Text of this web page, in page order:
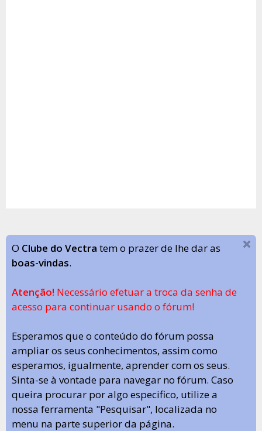
O Clube do Vectra tem o prazer de lhe dar as
boas-vindas.
Atenção! Necessário efetuar a troca da senha de
acesso para continuar usando o fórum!
Esperamos que o conteúdo do fórum possa
ampliar os seus conhecimentos, assim como
esperamos, igualmente, aprender com os seus.
Sinta-se à vontade para navegar no fórum. Caso
queira procurar por algo especifico, utilize a
nossa ferramenta "Pesquisar", localizada no
menu na parte superior da página.